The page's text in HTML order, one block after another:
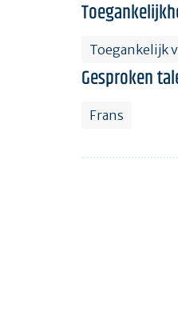
Toegankelijk
Gesproken
Frans